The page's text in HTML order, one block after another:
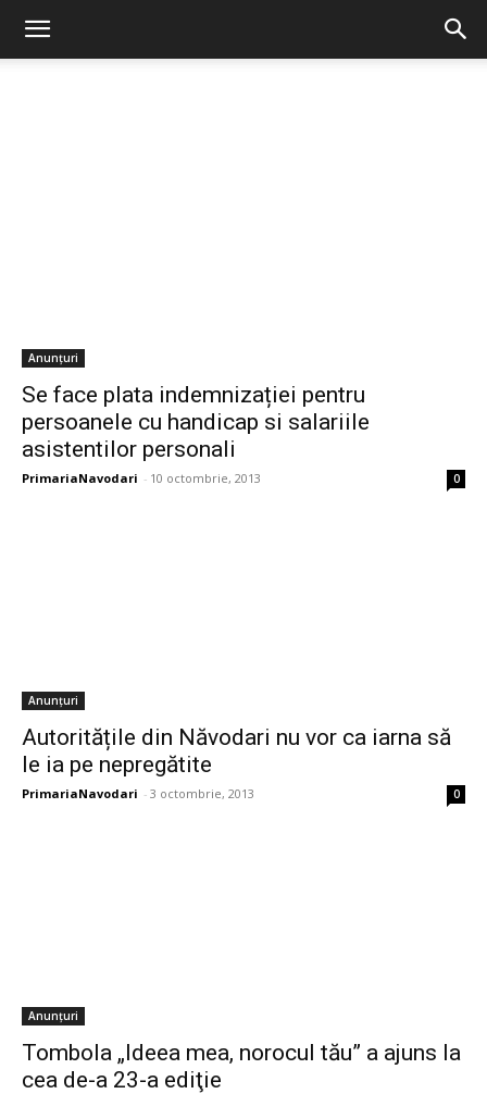
Anunțuri
Se face plata indemnizației pentru
persoanele cu handicap si salariile
asistentilor personali
PrimariaNavodari - 10 octombrie, 2013 0
Anunțuri
Autoritățile din Năvodari nu vor ca iarna să
le ia pe nepregătite
PrimariaNavodari - 3 octombrie, 2013 0
Anunțuri
Tombola „Ideea mea, norocul tău” a ajuns la
cea de-a 23-a ediţie